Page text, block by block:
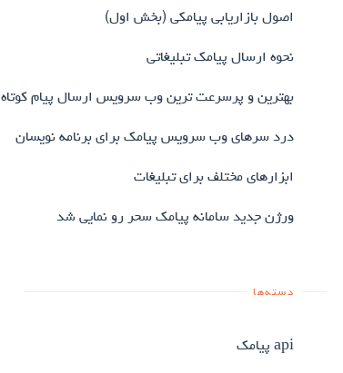
اصول بازاریابی پیامکی (بخش اول)
نحوه ارسال پیامک تبلیغاتی
بهترین و پرسرعت ترین وب سرویس ارسال پیام کوتاه
درد سرهای وب سرویس پیامک برای برنامه نویسان
ابزارهای مختلف برای تبلیغات
ورژن جدید سامانه پیامک سحر رو نمایی شد
دسته‌ها
api پیامک